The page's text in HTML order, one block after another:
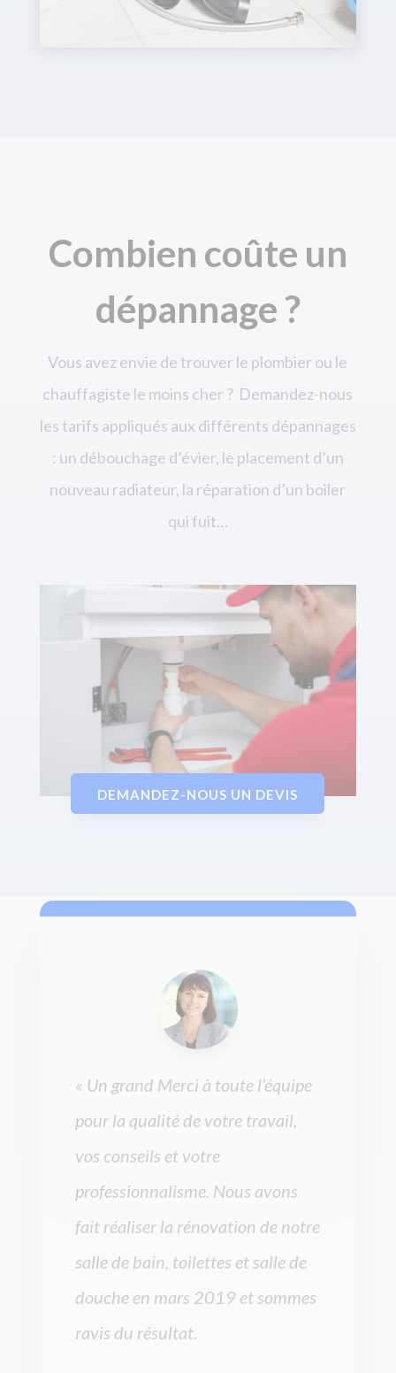
Combien coûte un
dépannage ?
Vous avez envie de trouver le plombier ou le
chauffagiste le moins cher ? Demandez-nous
les tarifs appliqués aux différents dépannages
: un débouchage d’évier, le placement d’un
nouveau radiateur, la réparation d’un boiler
qui fuit…
DEMANDEZ-NOUS UN DEVIS
« Un grand Merci à toute l’équipe
pour la qualité de votre travail,
vos conseils et votre
professionnalisme. Nous avons
fait réaliser la rénovation de notre
salle de bain, toilettes et salle de
douche en mars 2019 et sommes
ravis du résultat.